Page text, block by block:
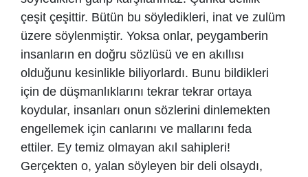
çeşit çeşittir. Bütün bu söyledikleri, inat ve zulüm
üzere söylenmiştir. Yoksa onlar, peygamberin
insanların en doğru sözlüsü ve en akıllısı
olduğunu kesinlikle biliyorlardı. Bunu bildikleri
için de düşmanlıklarını tekrar tekrar ortaya
koydular, insanları onun sözlerini dinlemekten
engellemek için canlarını ve mallarını feda
ettiler. Ey temiz olmayan akıl sahipleri!
Gerçekten o, yalan söyleyen bir deli olsaydı,